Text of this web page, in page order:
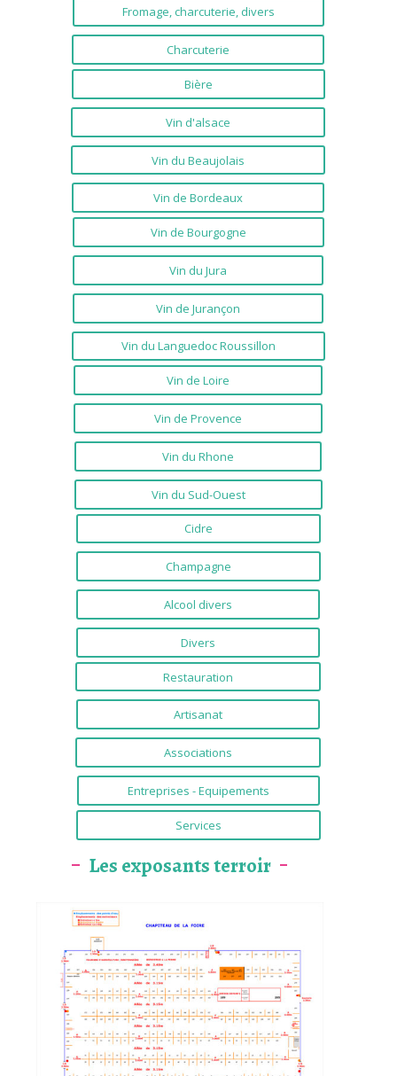
Fromage, charcuterie, divers
Charcuterie
Bière
Vin d'alsace
Vin du Beaujolais
Vin de Bordeaux
Vin de Bourgogne
Vin du Jura
Vin de Jurançon
Vin du Languedoc Roussillon
Vin de Loire
Vin de Provence
Vin du Rhone
Vin du Sud-Ouest
Cidre
Champagne
Alcool divers
Divers
Restauration
Artisanat
Associations
Entreprises - Equipements
Services
Les exposants terroir